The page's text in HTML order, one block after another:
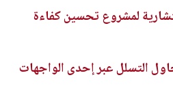
لمشروع تحسين كفاءة
التسلل عبر إحدى الواجهات